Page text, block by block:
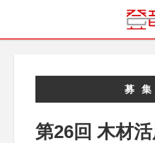
募
第26回 木材